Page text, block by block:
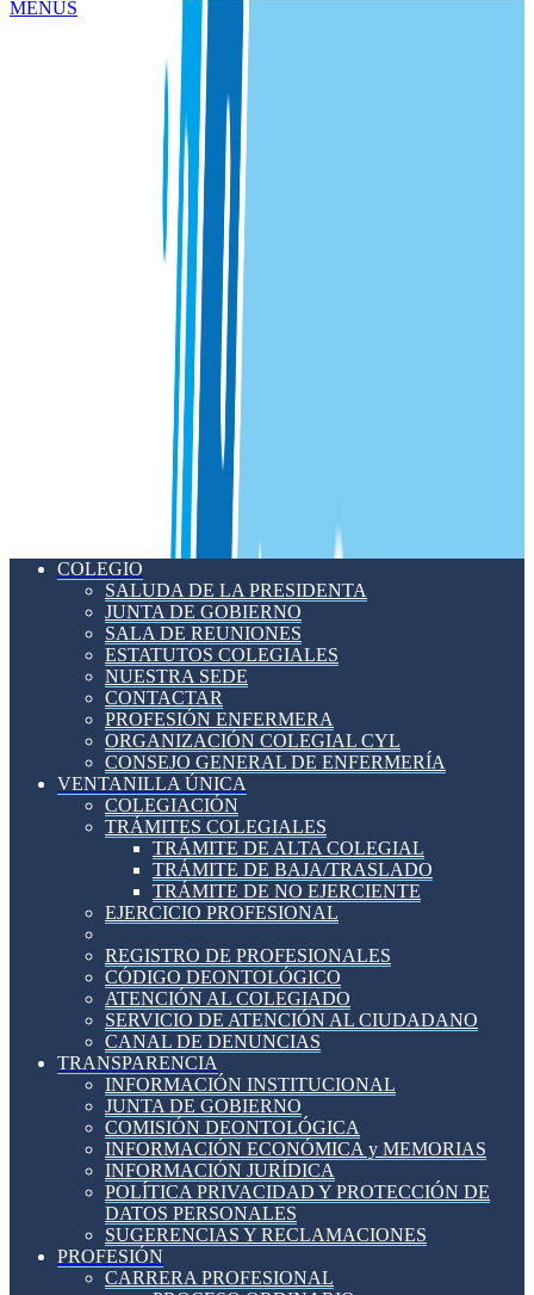
MENUS
COLEGIO
SALUDA DE LA PRESIDENTA
JUNTA DE GOBIERNO
SALA DE REUNIONES
ESTATUTOS COLEGIALES
NUESTRA SEDE
CONTACTAR
PROFESIÓN ENFERMERA
ORGANIZACIÓN COLEGIAL CYL
CONSEJO GENERAL DE ENFERMERÍA
VENTANILLA ÚNICA
COLEGIACIÓN
TRÁMITES COLEGIALES
TRÁMITE DE ALTA COLEGIAL
TRÁMITE DE BAJA/TRASLADO
TRÁMITE DE NO EJERCIENTE
EJERCICIO PROFESIONAL
REGISTRO DE PROFESIONALES
CÓDIGO DEONTOLÓGICO
ATENCIÓN AL COLEGIADO
SERVICIO DE ATENCIÓN AL CIUDADANO
CANAL DE DENUNCIAS
TRANSPARENCIA
INFORMACIÓN INSTITUCIONAL
JUNTA DE GOBIERNO
COMISIÓN DEONTOLÓGICA
INFORMACIÓN ECONÓMICA y MEMORIAS
INFORMACIÓN JURÍDICA
POLÍTICA PRIVACIDAD Y PROTECCIÓN DE
DATOS PERSONALES
SUGERENCIAS Y RECLAMACIONES
PROFESIÓN
CARRERA PROFESIONAL